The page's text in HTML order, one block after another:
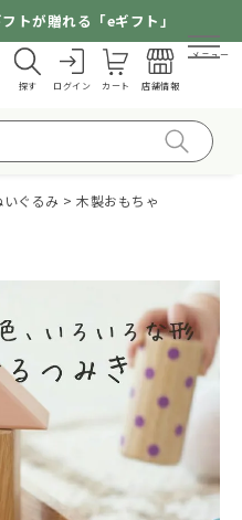
トが贈れる「eギフト」
探す ログイン カート 店舗情報
メニュー
ぐるみ
木製おもちゃ